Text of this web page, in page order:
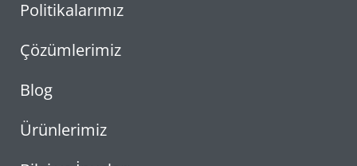
Politikalarımız
Çözümlerimiz
Blog
Ürünlerimiz